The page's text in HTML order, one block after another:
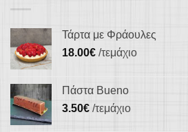
επιλογές
μπορούν
επιλεγούν
στη
Τάρτα με Φράουλες
18.00€ /τεμάχιο
Πάστα Bueno
3.50€ /τεμάχιο